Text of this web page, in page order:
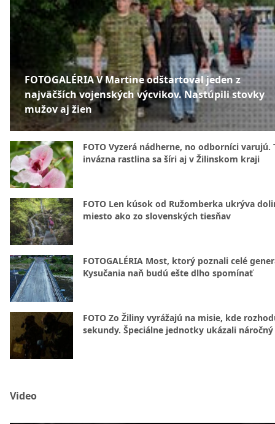
FOTOGALÉRIA V Martine odštartoval jeden z
najväčších vojenských výcvikov. Nastúpili stovky
mužov aj žien
FOTO Vyzerá nádherne, no odborníci varujú.
invázna rastlina sa šíri aj v Žilinskom kraji
FOTO Len kúsok od Ružomberka ukrýva
miesto ako zo slovenských tiesňav
FOTOGALÉRIA Most, ktorý poznali celé
Kysučania naň budú ešte dlho spomínať
FOTO Zo Žiliny vyrážajú na misie, kde
sekundy. Špeciálne jednotky ukázali
Video